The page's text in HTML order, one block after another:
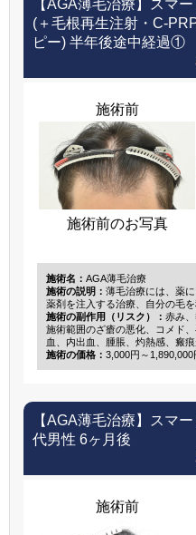
【AGA薄毛治療】
スマ
(＋毛根再生注射・C-
ピー) 半年後途中経過①
施術前
施術前のお写真
施術名： AGA薄毛治療
施術の説明： 薄毛治療には、薬
薬剤を注入する治療、自分の毛
施術の副作用（リスク）： 赤み
施術範囲のざ瘡の悪化、コメド
血、内出血、腫脹、灼熱感、瘢
施術の価格： 3,000円～1,890,000
【AGA薄毛治療】
スマ
代男性 6ヶ月後
施術前